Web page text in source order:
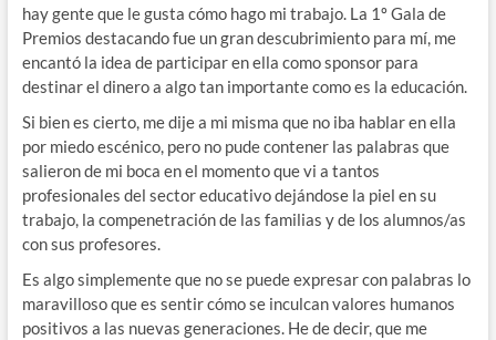
hay gente que le gusta cómo hago mi trabajo. La 1º Gala de
Premios destacando fue un gran descubrimiento para mí, me
encantó la idea de participar en ella como sponsor para
destinar el dinero a algo tan importante como es la educación.
Si bien es cierto, me dije a mi misma que no iba hablar en ella
por miedo escénico, pero no pude contener las palabras que
salieron de mi boca en el momento que vi a tantos
profesionales del sector educativo dejándose la piel en su
trabajo, la compenetración de las familias y de los alumnos/as
con sus profesores.
Es algo simplemente que no se puede expresar con palabras lo
maravilloso que es sentir cómo se inculcan valores humanos
positivos a las nuevas generaciones. He de decir, que me